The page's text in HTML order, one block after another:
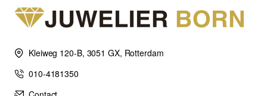
AUDAR
AUDAR Ring, model 1800 zilver met 18 krt.goud -
24639